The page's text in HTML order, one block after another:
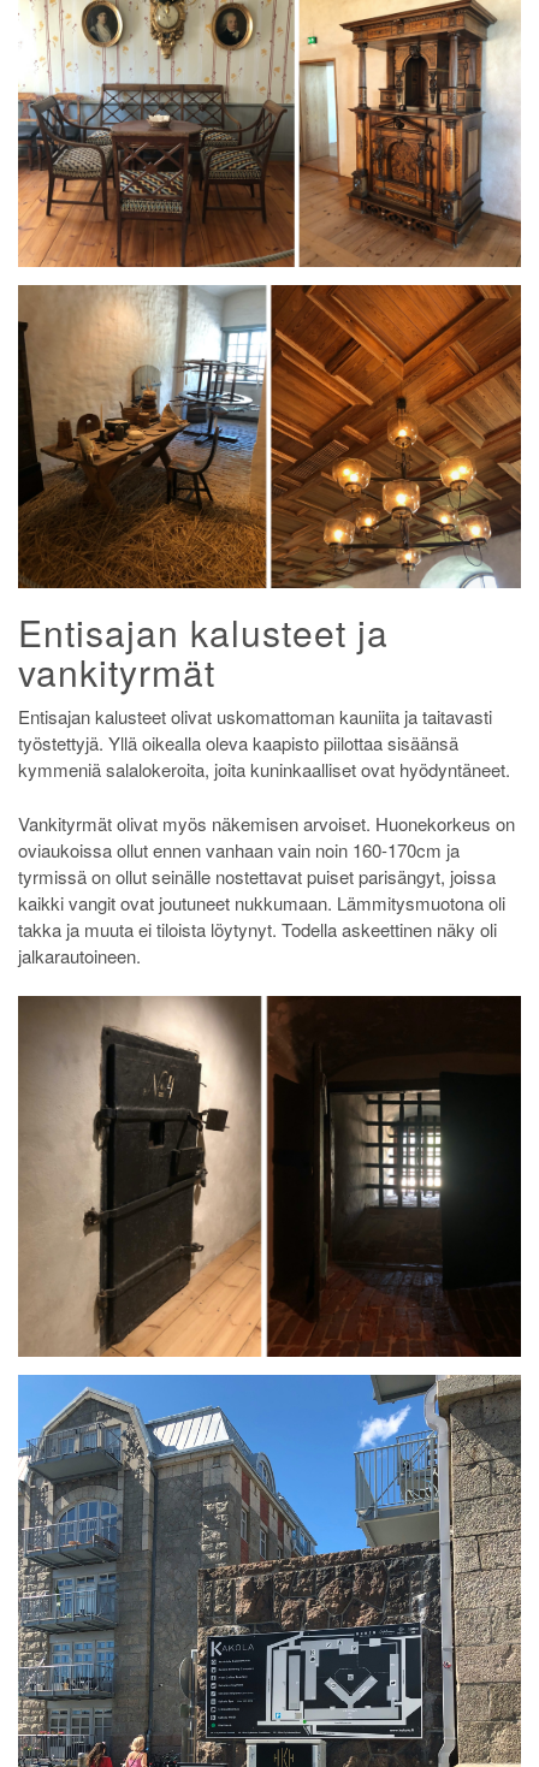
Entisajan kalusteet ja
vankityrmät
Entisajan kalusteet olivat uskomattoman kauniita ja taitavasti
työstettyjä. Yllä oikealla oleva kaapisto piilottaa sisäänsä
kymmeniä salalokeroita, joita kuninkaalliset ovat hyödyntäneet.
Vankityrmät olivat myös näkemisen arvoiset. Huonekorkeus on
oviaukoissa ollut ennen vanhaan vain noin 160-170cm ja
tyrmissä on ollut seinälle nostettavat puiset parisängyt, joissa
kaikki vangit ovat joutuneet nukkumaan. Lämmitysmuotona oli
takka ja muuta ei tiloista löytynyt. Todella askeettinen näky oli
jalkarautoineen.